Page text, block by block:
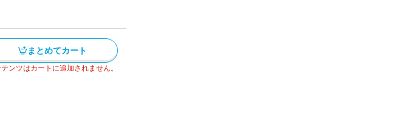
まとめてカート
ンツはカートに追加されません。